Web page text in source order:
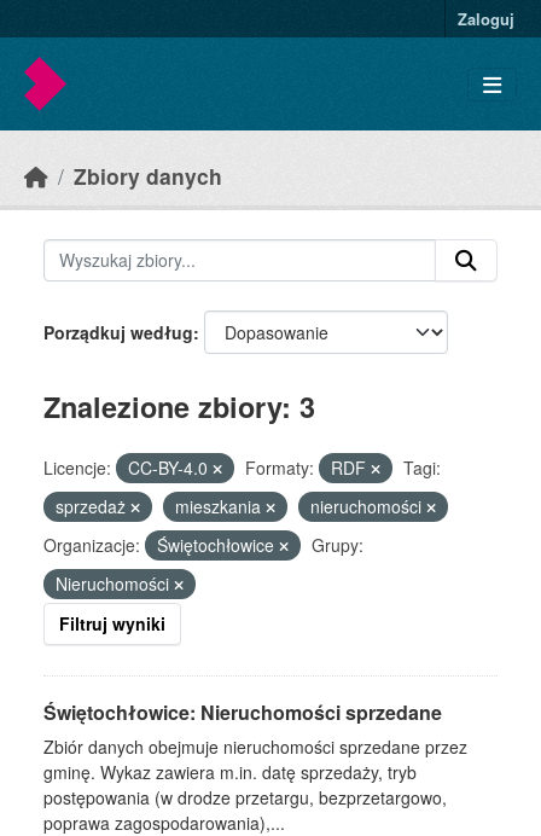
Zaloguj
Zbiory danych
Porządkuj według
Znalezione zbiory: 3
Licencje: CC-BY-4.0 Formaty: RDF
Tagi:
sprzedaż
mieszkania
nieruchomości
Organizacje:
Świętochłowice
Grupy:
Nieruchomości
Filtruj wyniki
Świętochłowice: Nieruchomości sprzedane
Zbiór danych obejmuje nieruchomości sprzedane przez
gminę. Wykaz zawiera m.in. datę sprzedaży, tryb
postępowania (w drodze przetargu, bezprzetargowo,
poprawa zagospodarowania),...